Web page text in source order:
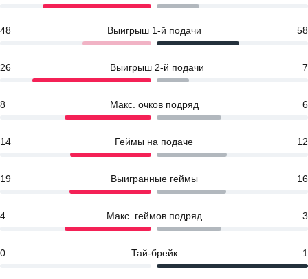
48 Выигрыш 1-й подачи 58
26 Выигрыш 2-й подачи 7
8 Макс. очков подряд 6
14 Геймы на подаче 12
19 Выигранные геймы 16
4 Макс. геймов подряд 3
0 Тай-брейк 1